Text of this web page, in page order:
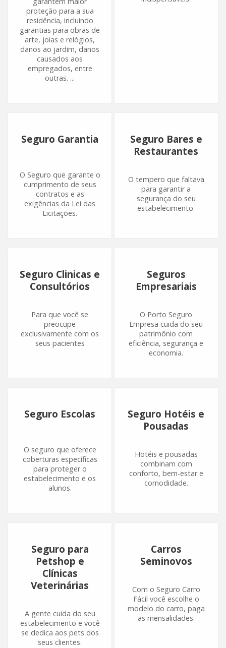
proteção para a sua
residência, incluindo
garantias para obras de
arte, joias e relógios,
danos ao jardim, danos
causados aos
empregados, entre
outras. ...
Seguro Garantia
O Seguro que garante o
cumprimento de seus
contratos e as
exigências da Lei das
Licitações.
Seguro Bares e
Restaurantes
O tempero que faltava
para garantir a
segurança do seu
estabelecimento.
Seguro Clinicas e
Consultórios
Para que você se
preocupe
exclusivamente com os
seus pacientes
Seguros
Empresariais
O Porto Seguro
Empresa cuida do seu
patrimônio com
eficiência, segurança e
economia.
Seguro Escolas
O seguro que oferece
coberturas específicas
para proteger o
estabelecimento e os
alunos.
Seguro Hotéis e
Pousadas
Hotéis e pousadas
combinam com
conforto, bem-estar e
comodidade.
Seguro para
Petshop e
Clínicas
Veterinárias
A gente cuida do seu
estabelecimento e você
se dedica aos pets dos
seus clientes.
Carros
Seminovos
Com o Seguro Carro
Fácil você escolhe o
modelo do carro, paga
as mensalidades.